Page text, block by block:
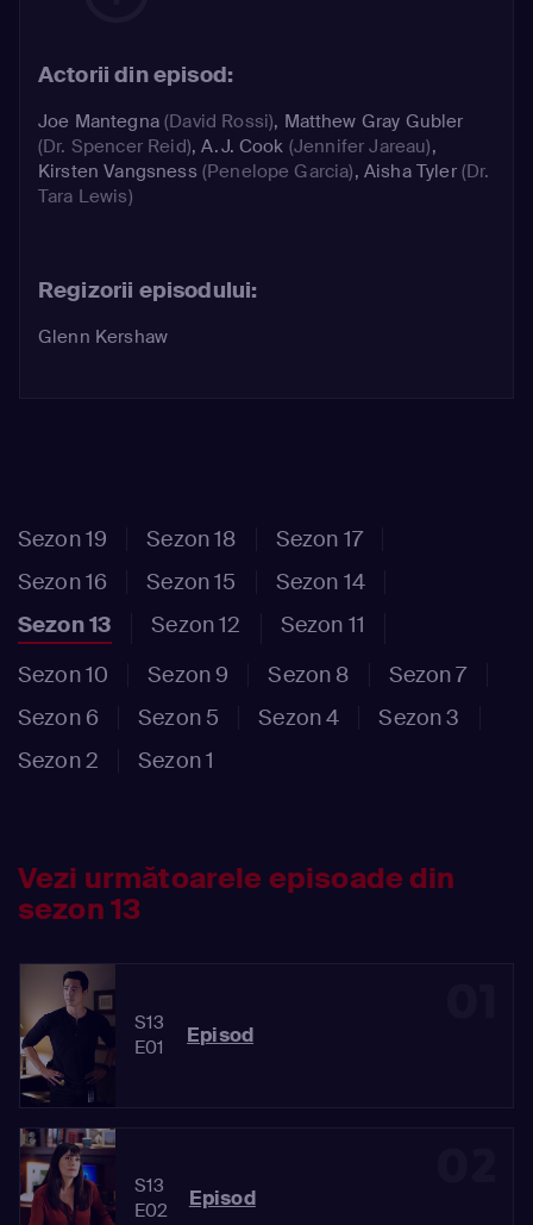
Actorii din episod:
Joe Mantegna(David Rossi), Matthew Gray Gubler
(Dr. Spencer Reid),A.J. Cook (Jennifer Jareau),
Kirsten Vangsness (Penelope Garcia), Aisha Tyler(Dr.
Tara Lewis)
Regizorii episodului:
Glenn Kershaw
Sezon 19 Sezon 18
Sezon 17
Sezon 16
Sezon 15
Sezon 14
Sezon 13
Sezon 12
Sezon 11
Sezon 10
Sezon 9 Sezon 8
Sezon 7
Sezon 6
Sezon 5 Sezon 4
Sezon 3
Sezon 2
Sezon 1
Vezi următoarele episoade din
sezon 13
S13
E01
Episod
S13
E02
Episod